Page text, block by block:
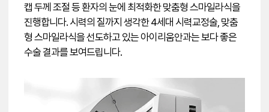
캡 두께 조절 등 환자의 눈에 최적화한 맞춤형 스마일라식을
진행합니다. 시력의 질까지 생각한 4세대 시력교정술, 맞춤
형 스마일라식을 선도하고 있는 아이리움안과는 보다 좋은
수술 결과를 보여드립니다.